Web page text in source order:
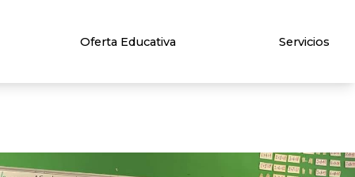
Oferta Educativa Servicios